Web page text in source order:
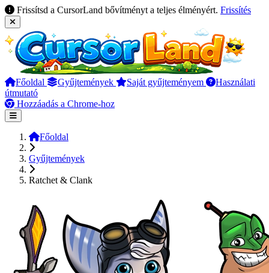
Frissítsd a CursorLand bővítményt a teljes élményért. Frissítés
Főoldal Gyűjtemények Saját gyűjteményem
Használati
útmutató
Hozzáadás a Chrome-hoz
Főoldal
Gyűjtemények
Ratchet & Clank